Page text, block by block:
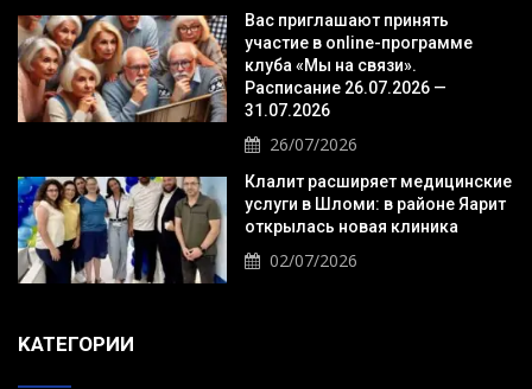
Вас приглашают принять
участие в online-программе
клуба «Мы на связи».
Расписание 26.07.2026 —
31.07.2026
26/07/2026
Клалит расширяет медицинские
услуги в Шломи: в районе Яарит
открылась новая клиника
02/07/2026
KАТЕГОРИИ